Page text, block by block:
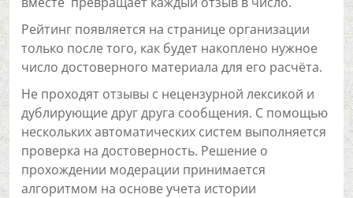
Рейтинг появляется на странице организации
только после того, как будет накоплено нужное
число достоверного материала для его расчёта.
Не проходят отзывы с нецензурной лексикой и
дублирующие друг друга сообщения. С помощью
нескольких автоматических систем выполняется
проверка на достоверность. Решение о
прохождении модерации принимается
алгоритмом на основе учета истории